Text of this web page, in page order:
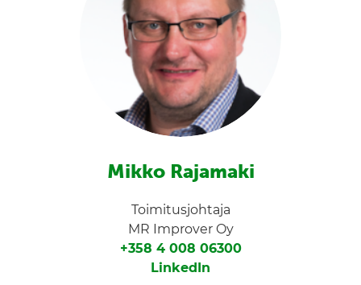
Mikko Rajamaki
Toimitusjohtaja
MR Improver Oy
+358 4 008 06300
LinkedIn